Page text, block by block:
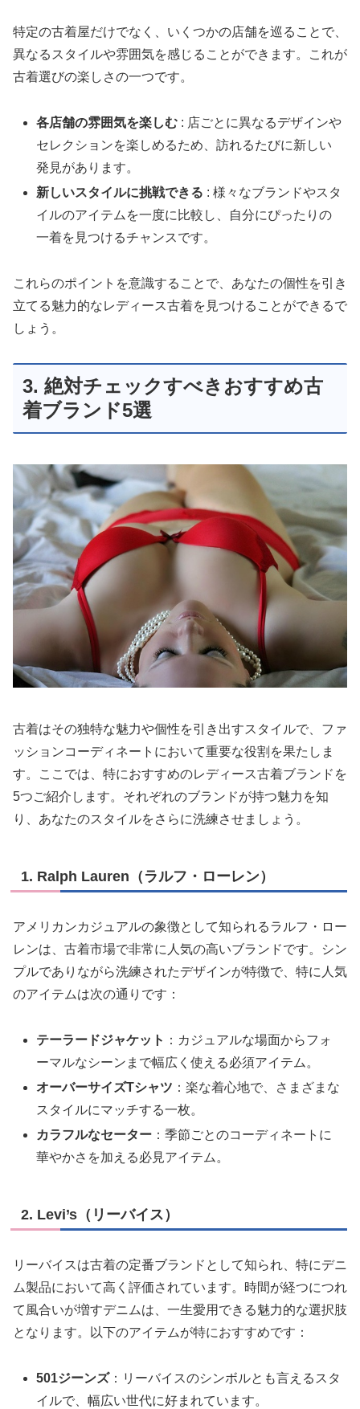
特定の古着屋だけでなく、いくつかの店舗を巡ることで、
異なるスタイルや雰囲気を感じることができます。これが
古着選びの楽しさの一つです。
各店舗の雰囲気を楽しむ : 店ごとに異なるデザインや
セレクションを楽しめるため、訪れるたびに新しい
発見があります。
新しいスタイルに挑戦できる : 様々なブランドやスタ
イルのアイテムを一度に比較し、自分にぴったりの
一着を見つけるチャンスです。
これらのポイントを意識することで、あなたの個性を引き
立てる魅力的なレディース古着を見つけることができるで
しょう。
3. 絶対チェックすべきおすすめ古
着ブランド5選
古着はその独特な魅力や個性を引き出すスタイルで、ファ
ッションコーディネートにおいて重要な役割を果たしま
す。ここでは、特におすすめのレディース古着ブランドを
5つご紹介します。それぞれのブランドが持つ魅力を知
り、あなたのスタイルをさらに洗練させましょう。
1. Ralph Lauren（ラルフ・ローレン）
アメリカンカジュアルの象徴として知られるラルフ・ロー
レンは、古着市場で非常に人気の高いブランドです。シン
プルでありながら洗練されたデザインが特徴で、特に人気
のアイテムは次の通りです：
テーラードジャケット ：カジュアルな場面からフォ
ーマルなシーンまで幅広く使える必須アイテム。
オーバーサイズTシャツ ：楽な着心地で、さまざまな
スタイルにマッチする一枚。
カラフルなセーター ：季節ごとのコーディネートに
華やかさを加える必見アイテム。
2. Levi’s（リーバイス）
リーバイスは古着の定番ブランドとして知られ、特にデニ
ム製品において高く評価されています。時間が経つにつれ
て風合いが増すデニムは、一生愛用できる魅力的な選択肢
となります。以下のアイテムが特におすすめです：
501ジーンズ：リーバイスのシンボルとも言えるスタ
イルで、幅広い世代に好まれています。